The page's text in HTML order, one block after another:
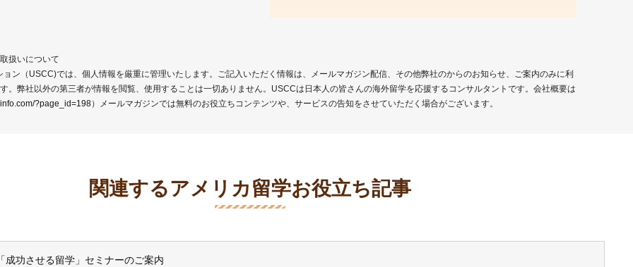
扱いについて
ン（USCC)では、個人情報を厳重に管理いたします。ご記入いただく情報は、メールマガジン配信、その他弊社のからのお知らせ、ご案内のみに利
。弊社以外の第三者が情報を閲覧、使用することは一切ありません。USCCは日本人の皆さんの海外留学を応援するコンサルタントです。会社概要は
?page_id=198）メールマガジンでは無料のお役立ちコンテンツや、サービスの告知をさせていただく場合がございます。
関連するアメリカ留学お役立ち記事
成功させる留学」セミナーのご案内